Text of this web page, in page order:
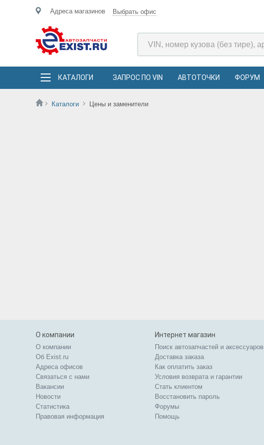
Адреса магазинов Выбрать офис
КАТАЛОГИ ЗАПРОС ПО VIN АВТОТОЧКИ ФОРУМ
Каталоги Цены и заменители
О компании
О компании
Об Exist.ru
Адреса офисов
Связаться с нами
Вакансии
Новости
Статистика
Правовая информация
Интернет магазин
Поиск автозапчастей и аксессуаров
Доставка заказа
Как оплатить заказ
Условия возврата и гарантии
Стать клиентом
Восстановить пароль
Форумы
Помощь